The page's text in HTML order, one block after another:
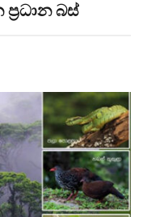
බස්